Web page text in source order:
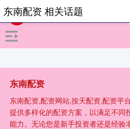
东南配资
东南配资,配资网站,按天配资,配资平
提供多样化的配资方案，以满足不同
能力。无论您是新手投资者还是经验
东南配资 相关话题